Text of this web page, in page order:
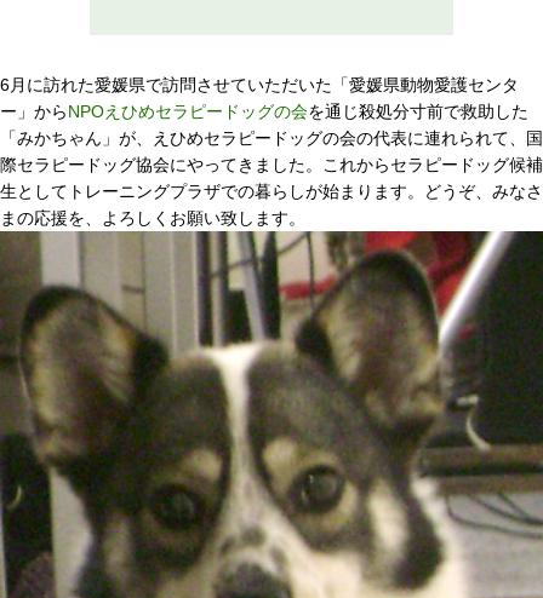
6月に訪れた愛媛県で訪問させていただいた「愛媛県動物愛護センタ
ー」からNPOえひめセラピードッグの会を通じ殺処分寸前で救助した
「みかちゃん」が、えひめセラピードッグの会の代表に連れられて、国
際セラピードッグ協会にやってきました。これからセラピードッグ候補
生としてトレーニングプラザでの暮らしが始まります。どうぞ、みなさ
まの応援を、よろしくお願い致します。